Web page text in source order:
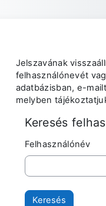
Jelszavának
felhasználónevét
adatbázisban, e-
melyben
Keresés
Keresés
Felhasználónév